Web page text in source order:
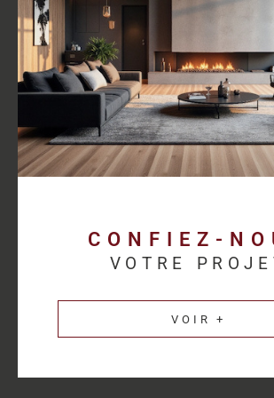
Découvrez lesannonces immobilières
Havreet bénéficiez d’un
concrétiser votre projet.
Une estimation
immobilière
parfaite connaissance du marché et des
secteur d’activité. HM Immo-Pro réalise
CONFIEZ-
VOTRE
VOIR +